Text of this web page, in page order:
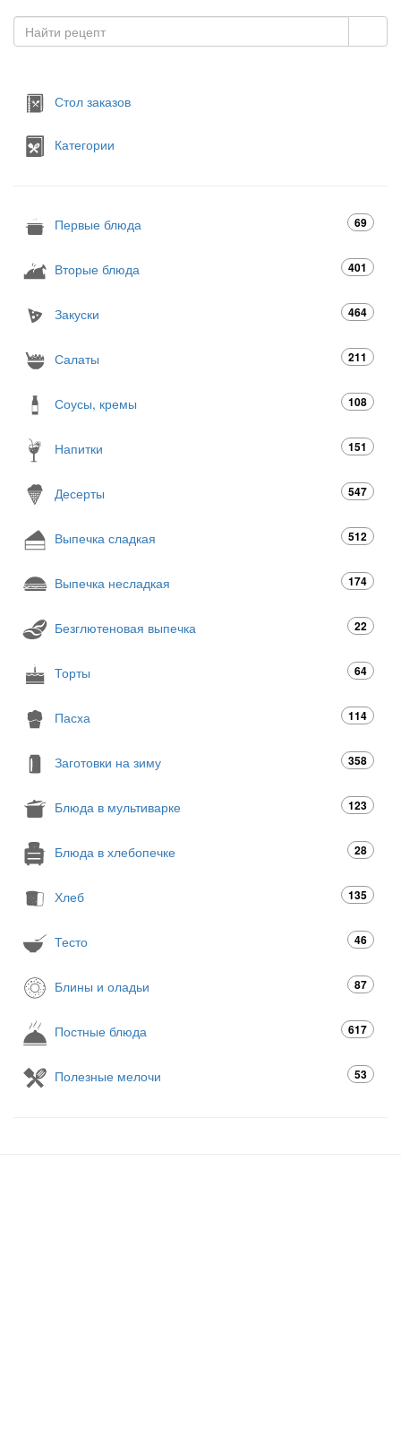
Стол заказов
Категории
Первые блюда 69
Вторые блюда 401
Закуски 464
Салаты 211
Соусы, кремы 108
Напитки 151
Десерты 547
Выпечка сладкая 512
Выпечка несладкая 174
Безглютеновая выпечка 22
Торты 64
Пасха 114
Заготовки на зиму 358
Блюда в мультиварке 123
Блюда в хлебопечке 28
Хлеб 135
Тесто 46
Блины и оладьи 87
Постные блюда 617
Полезные мелочи 53